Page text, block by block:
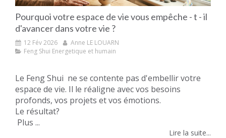
Pourquoi votre espace de vie vous empêche - t - il
d'avancer dans votre vie ?
12 Fév 2026
Anne LE LOUARN
Feng Shui Energetique et humain
Le Feng Shui ne se contente pas d'embellir votre
espace de vie. Il le réaligne avec vos besoins
profonds, vos projets et vos émotions.
Le résultat?
Plus ...
Lire la suite...